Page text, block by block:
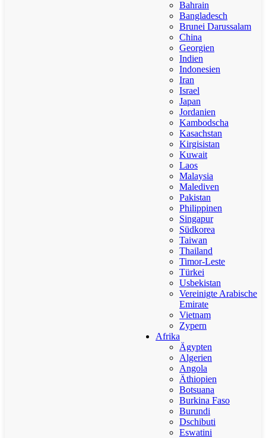
Bahrain
Bangladesch
Brunei Darussalam
China
Georgien
Indien
Indonesien
Iran
Israel
Japan
Jordanien
Kambodscha
Kasachstan
Kirgisistan
Kuwait
Laos
Malaysia
Malediven
Pakistan
Philippinen
Singapur
Südkorea
Taiwan
Thailand
Timor-Leste
Türkei
Usbekistan
Vereinigte Arabische
Emirate
Vietnam
Zypern
Afrika
Ägypten
Algerien
Angola
Äthiopien
Botsuana
Burkina Faso
Burundi
Dschibuti
Eswatini